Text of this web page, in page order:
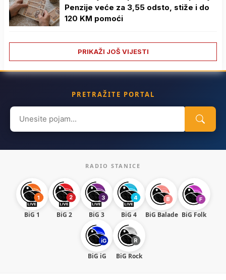
Penzije veće za 3,55 odsto, stiže i do
120 KM pomoći
PRIKAŽI JOŠ VIJESTI
PRETRAŽITE PORTAL
Search
for:
RADIO STANICE
BiG 1 BiG 2 BiG 3 BiG 4 BiG Balade BiG Folk
BiG iG BiG Rock